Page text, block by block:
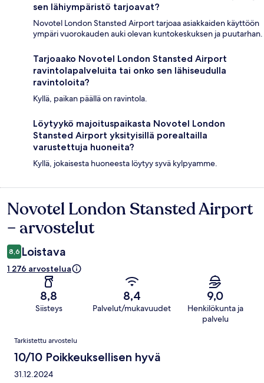
sen lähiympäristö tarjoavat?
Novotel London Stansted Airport tarjoaa asiakkaiden käyttöön
ympäri vuorokauden auki olevan kuntokeskuksen ja puutarhan.
Tarjoaako Novotel London Stansted Airport
ravintolapalveluita tai onko sen lähiseudulla
ravintoloita?
Kyllä, paikan päällä on ravintola.
Löytyykö majoituspaikasta Novotel London
Stansted Airport yksityisillä porealtailla
varustettuja huoneita?
Kyllä, jokaisesta huoneesta löytyy syvä kylpyamme.
Arvostelut
Novotel London Stansted Airport
– arvostelut
8,6 Loistava
1 276 arvostelua
8,8
Siisteys
8,4
Palvelut/mukavuudet
9,0
Henkilökunta ja
palvelu
Arvostelut
Tarkistettu arvostelu
10/10 Poikkeuksellisen hyvä
31.12.2024